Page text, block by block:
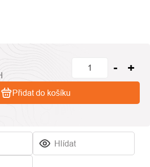
Hlídat
Přidat do košíku